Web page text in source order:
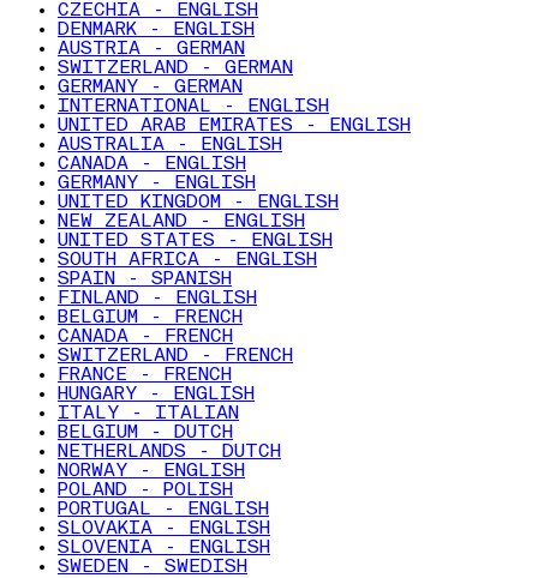
CZECHIA - ENGLISH
DENMARK - ENGLISH
AUSTRIA - GERMAN
SWITZERLAND - GERMAN
GERMANY - GERMAN
INTERNATIONAL - ENGLISH
UNITED ARAB EMIRATES - ENGLISH
AUSTRALIA - ENGLISH
CANADA - ENGLISH
GERMANY - ENGLISH
UNITED KINGDOM - ENGLISH
NEW ZEALAND - ENGLISH
UNITED STATES - ENGLISH
SOUTH AFRICA - ENGLISH
SPAIN - SPANISH
FINLAND - ENGLISH
BELGIUM - FRENCH
CANADA - FRENCH
SWITZERLAND - FRENCH
FRANCE - FRENCH
HUNGARY - ENGLISH
ITALY - ITALIAN
BELGIUM - DUTCH
NETHERLANDS - DUTCH
NORWAY - ENGLISH
POLAND - POLISH
PORTUGAL - ENGLISH
SLOVAKIA - ENGLISH
SLOVENIA - ENGLISH
SWEDEN - SWEDISH